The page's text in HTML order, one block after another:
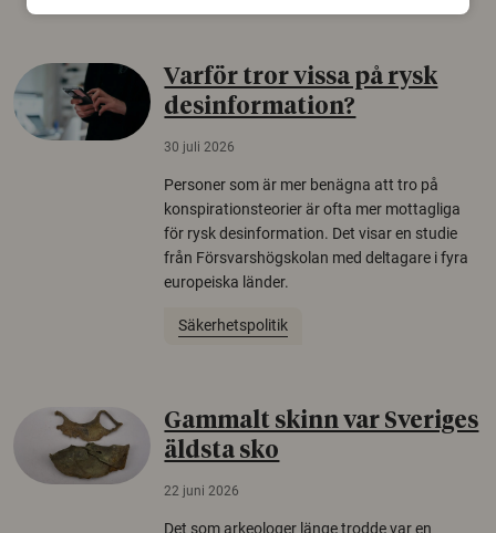
Varför tror vissa på rysk
desinformation?
30 juli 2026
Personer som är mer benägna att tro på
konspirationsteorier är ofta mer mottagliga
för rysk desinformation. Det visar en studie
från Försvarshögskolan med deltagare i fyra
europeiska länder.
Säkerhetspolitik
Gammalt skinn var Sveriges
äldsta sko
22 juni 2026
Det som arkeologer länge trodde var en